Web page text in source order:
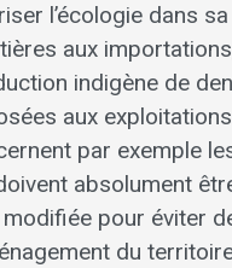
l’écologie dans
aux
indigène de
aux
par exemple
absolument
pour éviter
du